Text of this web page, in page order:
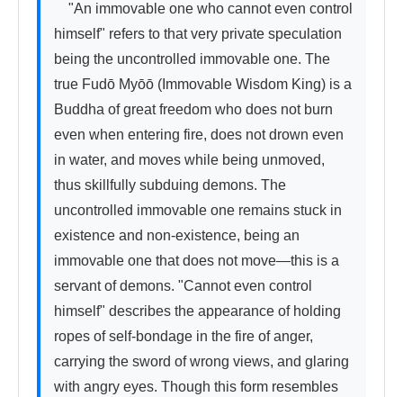
"An immovable one who cannot even control
himself" refers to that very private speculation
being the uncontrolled immovable one. The
true Fudō Myōō (Immovable Wisdom King) is a
Buddha of great freedom who does not burn
even when entering fire, does not drown even
in water, and moves while being unmoved,
thus skillfully subduing demons. The
uncontrolled immovable one remains stuck in
existence and non-existence, being an
immovable one that does not move—this is a
servant of demons. "Cannot even control
himself" describes the appearance of holding
ropes of self-bondage in the fire of anger,
carrying the sword of wrong views, and glaring
with angry eyes. Though this form resembles